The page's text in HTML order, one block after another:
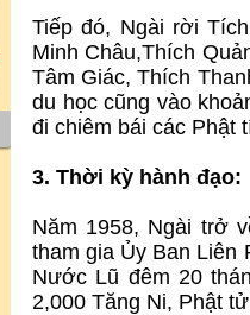
Tiếp đó, Ngài rời
Minh Châu,Thích
Tâm Giác, Thích
du học cũng vào
đi chiêm bái các Phật
3. Thời kỳ hành đạo:
Năm 1958, Ngài trở
tham gia Ủy Ban Liên
Nước Lũ đêm 20
2,000 Tăng Ni, Phật